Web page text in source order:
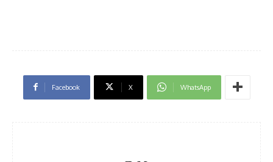
Facebook X WhatsApp